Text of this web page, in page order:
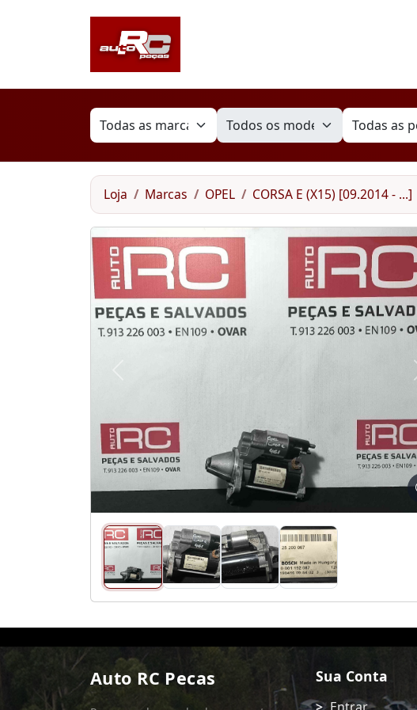
Loja Marcas OPEL CORSA E (X15) [09.2014 - ...]
Auto RC Pecas Sua Conta